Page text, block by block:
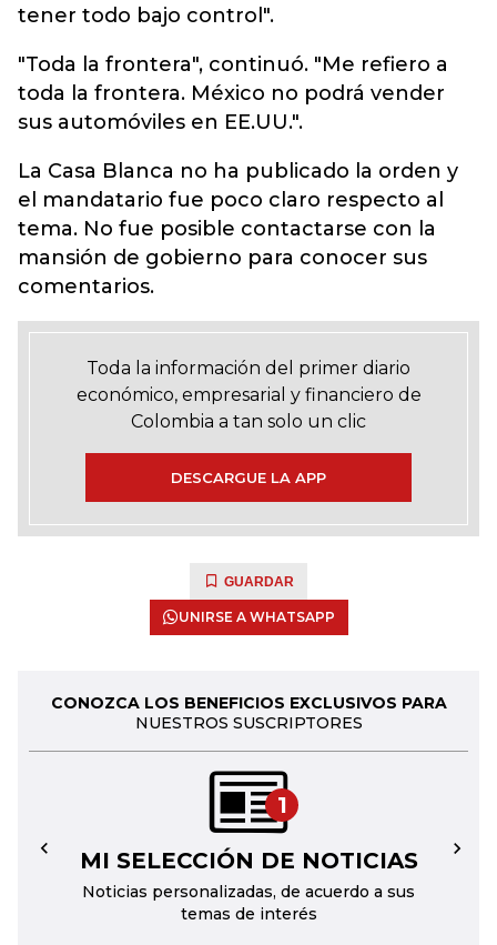
tener todo bajo control".
"Toda la frontera", continuó. "Me refiero a
toda la frontera. México no podrá vender
sus automóviles en EE.UU.".
La Casa Blanca no ha publicado la orden y
el mandatario fue poco claro respecto al
tema. No fue posible contactarse con la
mansión de gobierno para conocer sus
comentarios.
Toda la información del primer diario
económico, empresarial y financiero de
Colombia a tan solo un clic
DESCARGUE LA APP
GUARDAR
UNIRSE A WHATSAPP
CONOZCA LOS BENEFICIOS EXCLUSIVOS PARA
NUESTROS SUSCRIPTORES
1
MI SELECCIÓN DE NOTICIAS
Noticias personalizadas, de acuerdo a sus
temas de interés
← →